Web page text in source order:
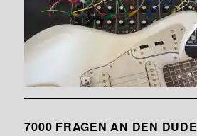
7000 FRAGEN AN DEN DUDE